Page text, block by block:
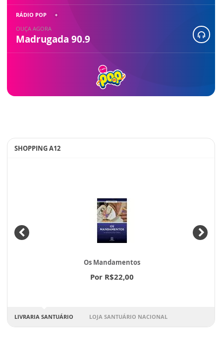
RÁDIO POP
OUÇA AGORA
Madrugada 90.9
SHOPPING A12
Os Mandamentos
Por R$22,00
LIVRARIA SANTUÁRIO LOJA SANTUÁRIO NACIONAL